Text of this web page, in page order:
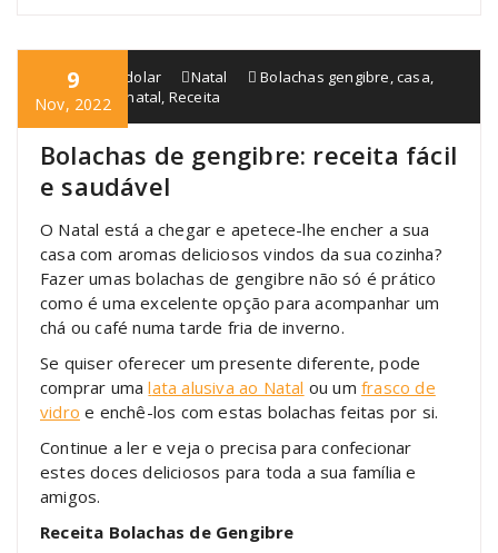
9
Nov, 2022
blogmagiadolar Natal Bolachas gengibre ,casa
magiadolar
natal Receita
Bolachas de gengibre: receita fácil
e saudável
O Natal está a chegar e apetece-lhe encher a sua
casa com aromas deliciosos vindos da sua cozinha?
Fazer umas bolachas de gengibre não só é prático
como é uma excelente opção para acompanhar um
chá ou café numa tarde fria de inverno.
Se quiser oferecer um presente diferente, pode
comprar umalata alusiva ao Natal ou umfrasco de
vidro e enchê-los com estas bolachas feitas por si.
Continue a ler e veja o precisa para confecionar
estes doces deliciosos para toda a sua família e
amigos.
Receita Bolachas de Gengibre